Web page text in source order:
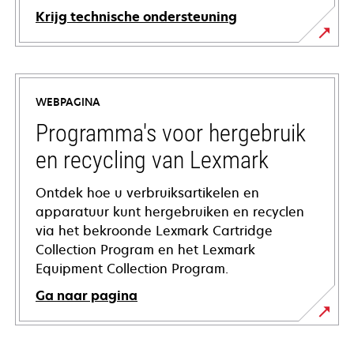
Krijg technische ondersteuning
opens
in
new
tab
WEBPAGINA
Programma's voor hergebruik
en recycling van Lexmark
Ontdek hoe u verbruiksartikelen en
apparatuur kunt hergebruiken en recyclen
via het bekroonde Lexmark Cartridge
Collection Program en het Lexmark
Equipment Collection Program.
Ga naar pagina